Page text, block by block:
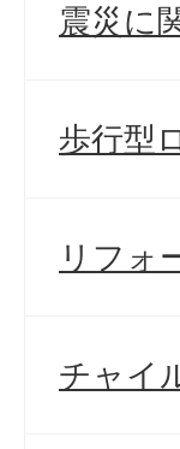
震災に
歩行型
リフォ
チャイ